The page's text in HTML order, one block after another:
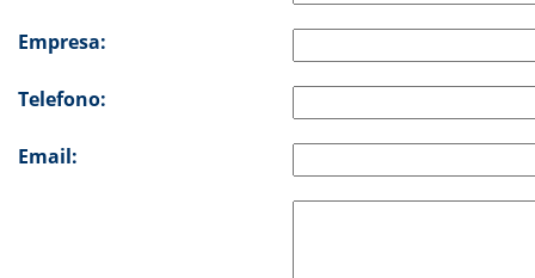
Empresa:
Telefono:
Email: